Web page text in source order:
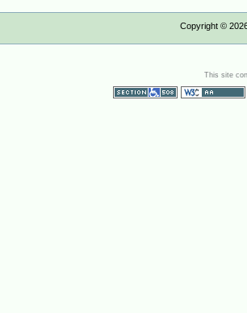
Copyright ©
This site